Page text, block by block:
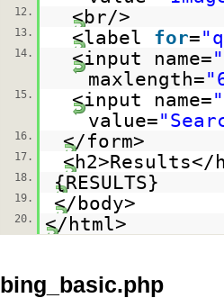
12. <br/>
13. <label for=
14. <input name=
maxlength=
15. <input name=
value=
16. </form>
17. <h2>Results</
18. {RESULTS}
19. </body>
20. </html>
bing_basic.php